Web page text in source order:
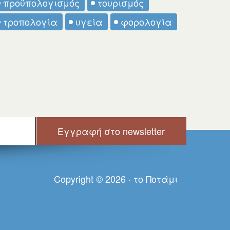
τροπολογία
υγεία φορολογία
Copyright © 2026 · τo Πoτάμι